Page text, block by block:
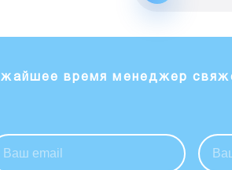
время менеджер